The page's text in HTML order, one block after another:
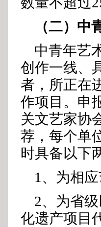
（二）中
中青年艺
创作一线、
者，所正在
作项目。申
关文艺家协
荐，每个单
时具备以下
1、为相
2、为省
化遗产项目